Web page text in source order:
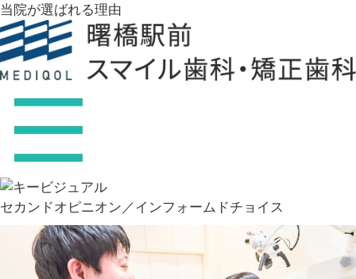
当院が選ばれる理由
セカンドオピニオン／インフォームドチョイス